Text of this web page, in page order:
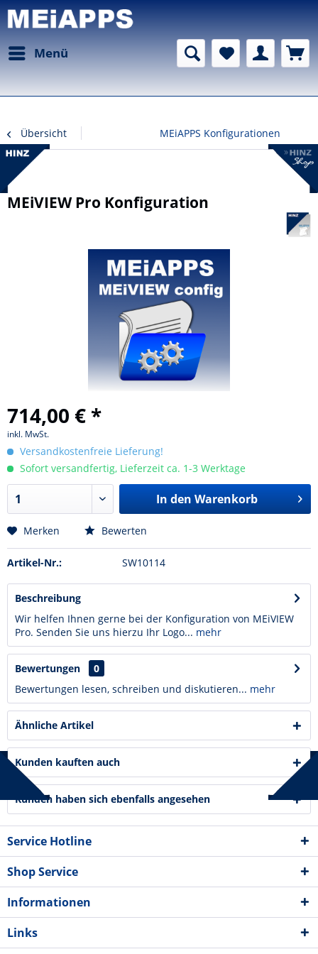
Menü
Übersicht MEiAPPS Konfigurationen
MEiVIEW Pro Konfiguration
714,00 € *
inkl. MwSt.
Versandkostenfreie Lieferung!
Sofort versandfertig, Lieferzeit ca. 1-3 Werktage
In den Warenkorb
Merken Bewerten
Artikel-Nr.: SW10114
Beschreibung
Wir helfen Ihnen gerne bei der Konfiguration von MEiVIEW
Pro. Senden Sie uns hierzu Ihr Logo... mehr
Bewertungen
0
Bewertungen lesen, schreiben und diskutieren... mehr
Ähnliche Artikel
Kunden kauften auch
Kunden haben sich ebenfalls angesehen
Service Hotline
Shop Service
Informationen
Links